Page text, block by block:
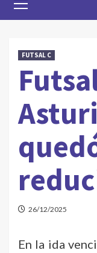
Menu
FUTSAL C
26/12/2025
En la ida